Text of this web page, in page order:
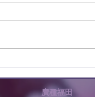
廣種福田